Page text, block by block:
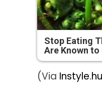
Stop Eating
Are Known to
(Via Instyle.hu